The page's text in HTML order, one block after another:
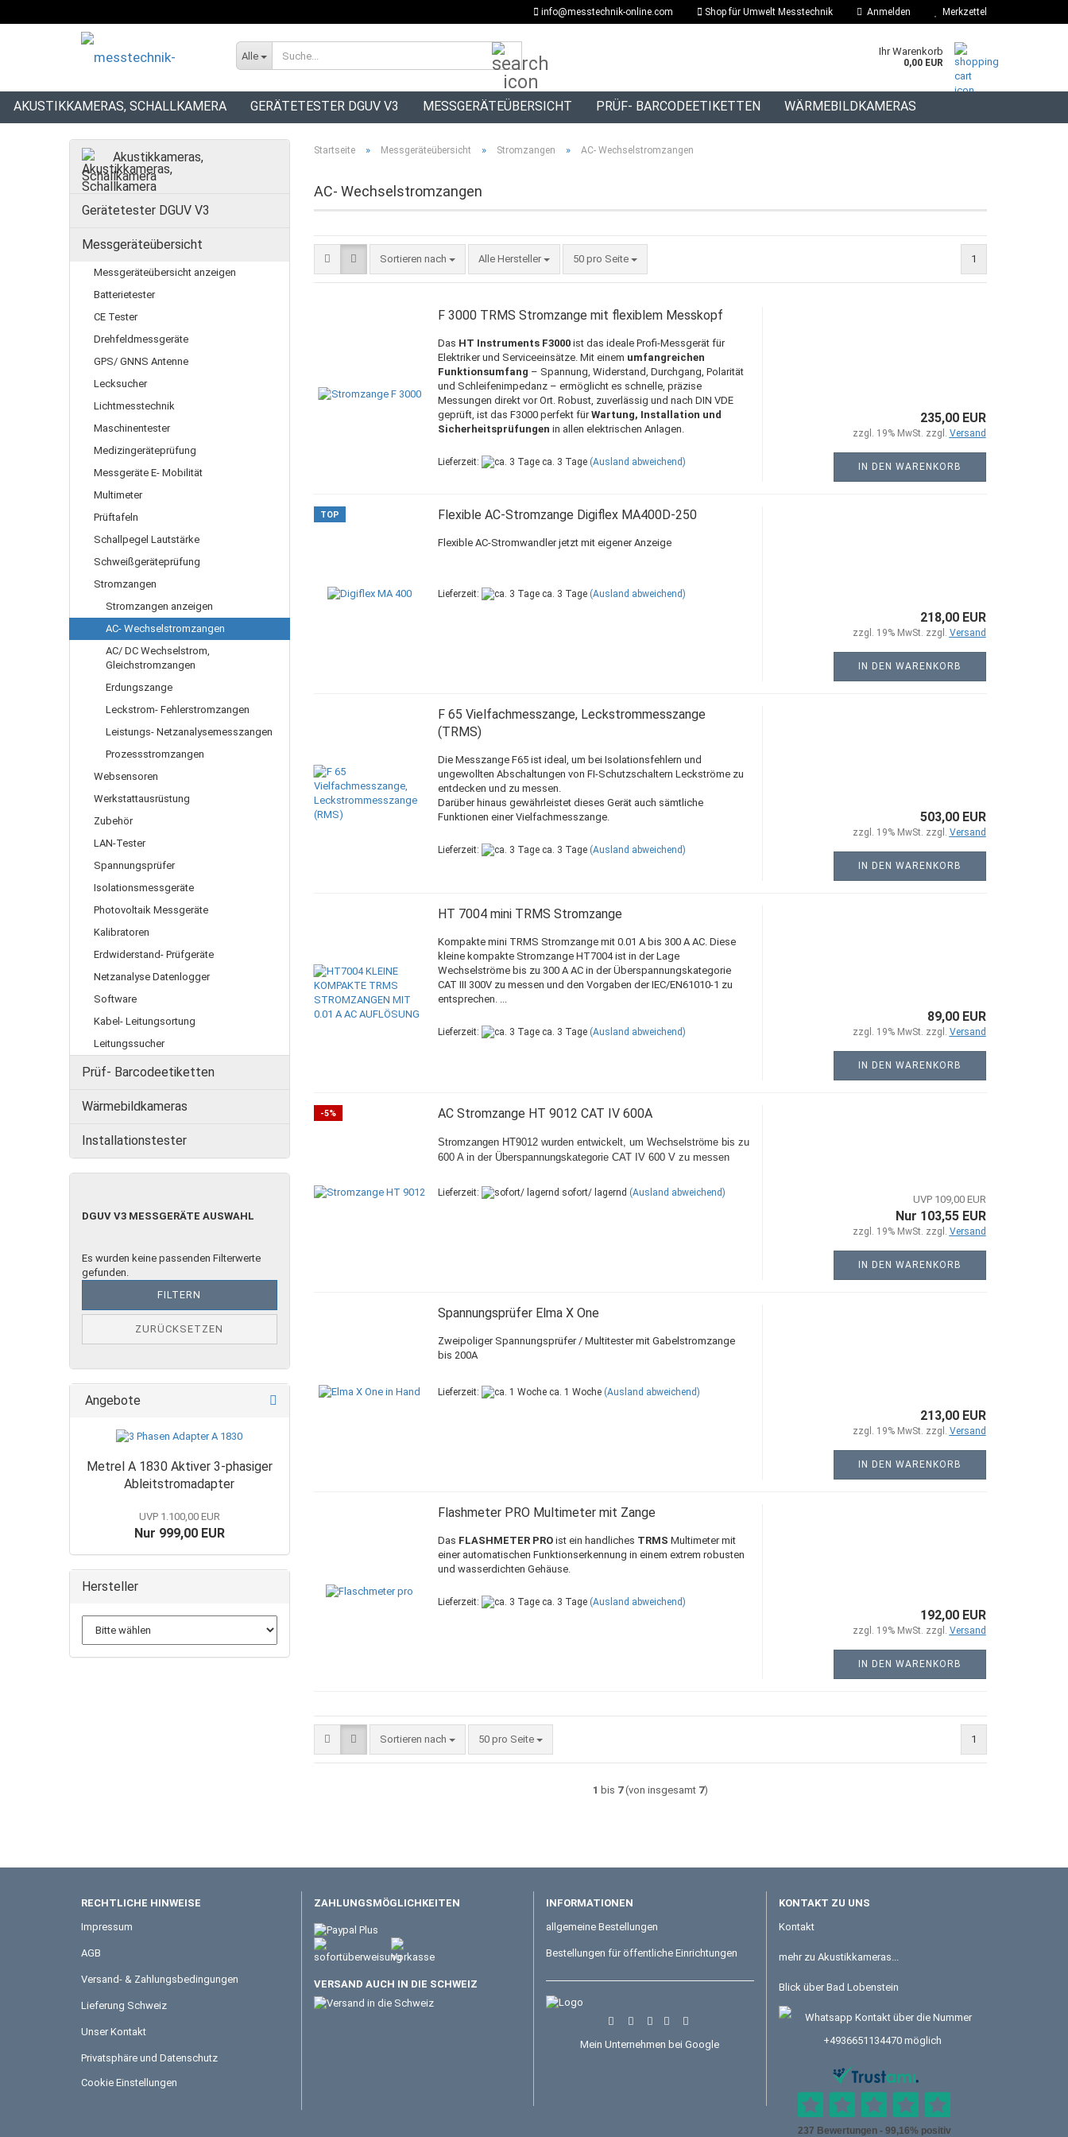
info@messtechnik-online.com Shop für Umwelt Messtechnik Anmelden Merkzettel
Alle Ihr Warenkorb
0,00 EUR
AKUSTIKKAMERAS, SCHALLKAMERA GERÄTETESTER DGUV V3 MESSGERÄTEÜBERSICHT PRÜF- BARCODEETIKETTEN WÄRMEBILDKAMERAS
INSTALLATIONSTESTER
Startseite » Messgeräteübersicht » Stromzangen » AC- Wechselstromzangen
AC- Wechselstromzangen
Sortieren nach
Sortieren nach Alle Hersteller 50 pro Seite
pro Seite 1
F 3000 TRMS Stromzange mit flexiblem Messkopf
Das HT Instruments F3000ist das ideale Profi-Messgerät für
Elektriker und Serviceeinsätze. Mit einem umfangreichen
Funktionsumfang – Spannung, Widerstand, Durchgang, Polarität
und Schleifenimpedanz – ermöglicht es schnelle, präzise
Messungen direkt vor Ort. Robust, zuverlässig und nach DIN VDE
geprüft, ist das F3000 perfekt fürWartung, Installation und
Sicherheitsprüfungen in allen elektrischen Anlagen.
Lieferzeit: ca. 3 Tage (Ausland abweichend)
235,00 EUR
zzgl. 19% MwSt. zzgl. Versand
IN DEN WARENKORB
TOP Flexible AC-Stromzange Digiflex MA400D-250
Flexible AC-Stromwandler jetzt mit eigener Anzeige
Lieferzeit: ca. 3 Tage (Ausland abweichend)
218,00 EUR
zzgl. 19% MwSt. zzgl. Versand
IN DEN WARENKORB
F 65 Vielfachmesszange, Leckstrommesszange
(TRMS)
Die Messzange F65 ist ideal, um bei Isolationsfehlern und
ungewollten Abschaltungen von FI-Schutzschaltern Leckströme zu
entdecken und zu messen.
Darüber hinaus gewährleistet dieses Gerät auch sämtliche
Funktionen einer Vielfachmesszange.
Lieferzeit: ca. 3 Tage (Ausland abweichend)
503,00 EUR
zzgl. 19% MwSt. zzgl. Versand
IN DEN WARENKORB
HT 7004 mini TRMS Stromzange
Kompakte mini TRMS Stromzange mit 0.01 A bis 300 A AC. Diese
kleine kompakte Stromzange HT7004 ist in der Lage
Wechselströme bis zu 300 A AC in der Überspannungskategorie
CAT III 300V zu messen und den Vorgaben der IEC/EN61010-1 zu
entsprechen. ...
Lieferzeit: ca. 3 Tage (Ausland abweichend)
89,00 EUR
zzgl. 19% MwSt. zzgl. Versand
IN DEN WARENKORB
-5% AC Stromzange HT 9012 CAT IV 600A
Stromzangen HT9012 wurden entwickelt, um Wechselströme bis zu
600 A in der Überspannungskategorie CAT IV 600 V zu messen
Lieferzeit: sofort/ lagernd (Ausland abweichend)
UVP 109,00 EUR
Nur 103,55 EUR
zzgl. 19% MwSt. zzgl. Versand
IN DEN WARENKORB
Spannungsprüfer Elma X One
Zweipoliger Spannungsprüfer / Multitester mit Gabelstromzange
bis 200A
Lieferzeit: ca. 1 Woche (Ausland abweichend)
213,00 EUR
zzgl. 19% MwSt. zzgl. Versand
IN DEN WARENKORB
Flashmeter PRO Multimeter mit Zange
Das FLASHMETER PROist ein handliches TRMS Multimeter mit
einer automatischen Funktionserkennung in einem extrem robusten
und wasserdichten Gehäuse.
Lieferzeit: ca. 3 Tage (Ausland abweichend)
192,00 EUR
zzgl. 19% MwSt. zzgl. Versand
IN DEN WARENKORB
Sortieren nach
Sortieren nach 50 pro Seite
pro Seite 1
1 bis 7(von insgesamt 7)
Akustikkameras,
Schallkamera
Gerätetester DGUV V3
Messgeräteübersicht
Messgeräteübersicht anzeigen
Batterietester
CE Tester
Drehfeldmessgeräte
GPS/ GNNS Antenne
Lecksucher
Lichtmesstechnik
Maschinentester
Medizingeräteprüfung
Messgeräte E- Mobilität
Multimeter
Prüftafeln
Schallpegel Lautstärke
Schweißgeräteprüfung
Stromzangen
Stromzangen anzeigen
AC- Wechselstromzangen
AC/ DC Wechselstrom,
Gleichstromzangen
Erdungszange
Leckstrom- Fehlerstromzangen
Leistungs- Netzanalysemesszangen
Prozessstromzangen
Websensoren
Werkstattausrüstung
Zubehör
LAN-Tester
Spannungsprüfer
Isolationsmessgeräte
Photovoltaik Messgeräte
Kalibratoren
Erdwiderstand- Prüfgeräte
Netzanalyse Datenlogger
Software
Kabel- Leitungsortung
Leitungssucher
Prüf- Barcodeetiketten
Wärmebildkameras
Installationstester
DGUV
AUSWAHL
DGUV V3 MESSGERÄTE AUSWAHL
Es wurden keine passenden Filterwerte
gefunden.
FILTERN
ZURÜCKSETZEN
Angebote
Metrel A 1830 Aktiver 3-phasiger
Ableitstromadapter
UVP 1.100,00 EUR
Nur 999,00 EUR
Hersteller
RECHTLICHE HINWEISE
Impressum
AGB
Versand- & Zahlungsbedingungen
Lieferung Schweiz
Unser Kontakt
Privatsphäre und Datenschutz
Cookie Einstellungen
ZAHLUNGSMÖGLICHKEITEN
VERSAND AUCH IN DIE SCHWEIZ
INFORMATIONEN
allgemeine Bestellungen
Bestellungen für öffentliche Einrichtungen
Mein Unternehmen bei Google
KONTAKT ZU UNS
Kontakt
mehr zu Akustikkameras...
Blick über Bad Lobenstein